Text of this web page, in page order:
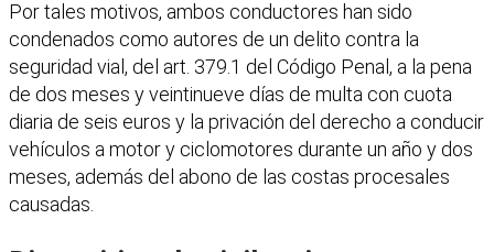
Por tales motivos, ambos conductores han sido
condenados como autores de un delito contra la
seguridad vial, del art. 379.1 del Código Penal, a la pena
de dos meses y veintinueve días de multa con cuota
diaria de seis euros y la privación del derecho a conducir
vehículos a motor y ciclomotores durante un año y dos
meses, además del abono de las costas procesales
causadas.